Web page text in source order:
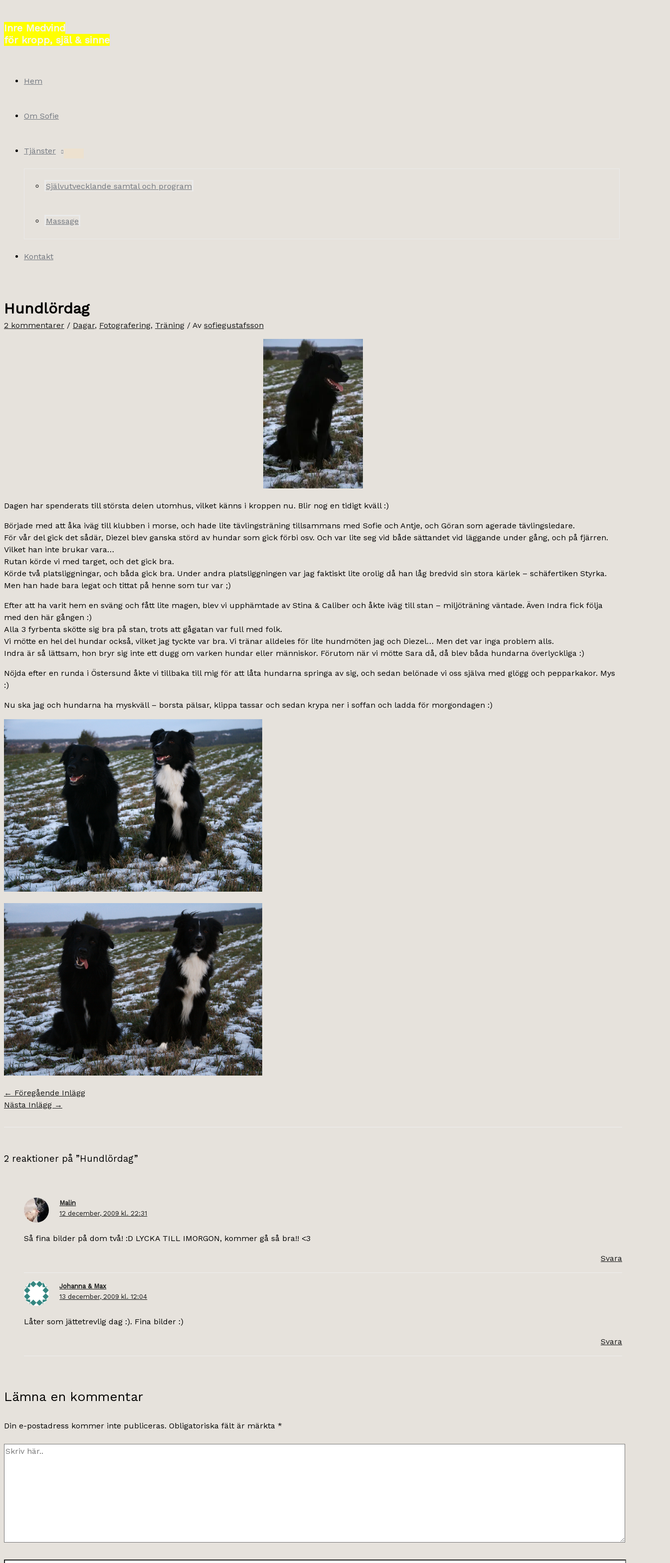
till
innehåll
Inre Medvind
för kropp, själ & sinne
Hem
Om Sofie
Tjänster
Självutvecklande samtal och program
Massage
Kontakt
Hundlördag
2 kommentarer / Dagar, Fotografering, Träning / Av sofiegustafsson
Dagen har spenderats till största delen utomhus, vilket känns i kroppen nu. Blir nog en tidigt kväll :)
Började med att åka iväg till klubben i morse, och hade lite tävlingsträning tillsammans med Sofie och Antje, och Göran som agerade tävlingsledare.
För vår del gick det sådär, Diezel blev ganska störd av hundar som gick förbi osv. Och var lite seg vid både sättandet vid läggande under gång, och på fjärren.
Vilket han inte brukar vara…
Rutan körde vi med target, och det gick bra.
Körde två platsliggningar, och båda gick bra. Under andra platsliggningen var jag faktiskt lite orolig då han låg bredvid sin stora kärlek – schäfertiken Styrka.
Men han hade bara legat och tittat på henne som tur var ;)
Efter att ha varit hem en sväng och fått lite magen, blev vi upphämtade av Stina & Caliber och åkte iväg till stan – miljöträning väntade. Även Indra fick följa
med den här gången :)
Alla 3 fyrbenta skötte sig bra på stan, trots att gågatan var full med folk.
Vi mötte en hel del hundar också, vilket jag tyckte var bra. Vi tränar alldeles för lite hundmöten jag och Diezel… Men det var inga problem alls.
Indra är så lättsam, hon bryr sig inte ett dugg om varken hundar eller människor. Förutom när vi mötte Sara då, då blev båda hundarna överlyckliga :)
Nöjda efter en runda i Östersund åkte vi tillbaka till mig för att låta hundarna springa av sig, och sedan belönade vi oss själva med glögg och pepparkakor. Mys
:)
Nu ska jag och hundarna ha myskväll – borsta pälsar, klippa tassar och sedan krypa ner i soffan och ladda för morgondagen :)
← Föregående Inlägg
Nästa Inlägg →
2 reaktioner på ”Hundlördag”
Malin
12 december, 2009 kl. 22:31
Så fina bilder på dom två! :D LYCKA TILL IMORGON, kommer gå så bra!! <3
Svara
Johanna & Max
13 december, 2009 kl. 12:04
Låter som jättetrevlig dag :). Fina bilder :)
Svara
Lämna en kommentar
Din e-postadress kommer inte publiceras. Obligatoriska fält är märkta *
Skriv